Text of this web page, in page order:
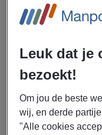
Manpower
Technisch
(Dagdienst)
€ 2700 - € 3100
Leuk dat je
bezoekt!
Om jou de beste
wij, en derde
"Alle cookies